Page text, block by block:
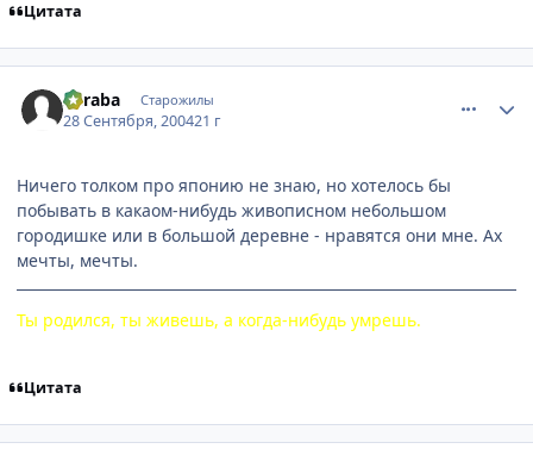
Цитата
Suraba Старожилы
28 Сентября, 200421 г
Ничего толком про японию не знаю, но хотелось бы
побывать в какаом-нибудь живописном небольшом
городишке или в большой деревне - нравятся они мне. Ах
мечты, мечты.
Ты родился, ты живешь, а когда-нибудь умрешь.
Цитата